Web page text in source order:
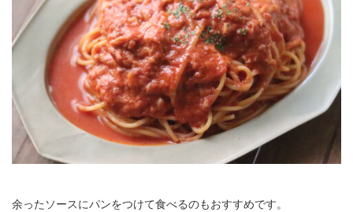
余ったソースにパンをつけて食べるのもおすすめです。